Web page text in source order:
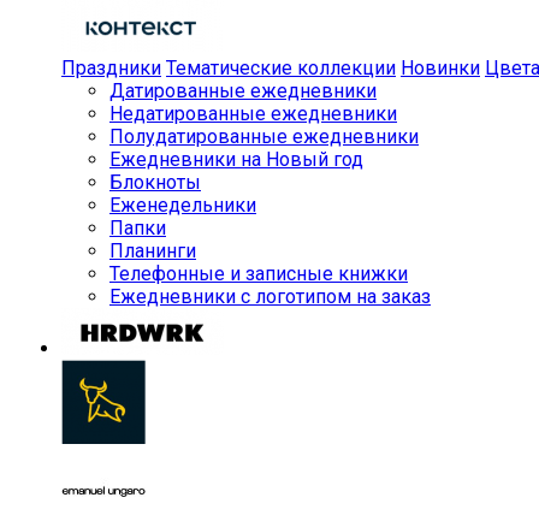
Праздники Тематические коллекции Новинки Цвета
Датированные ежедневники
Недатированные ежедневники
Полудатированные ежедневники
Ежедневники на Новый год
Блокноты
Еженедельники
Папки
Планинги
Телефонные и записные книжки
Ежедневники с логотипом на заказ